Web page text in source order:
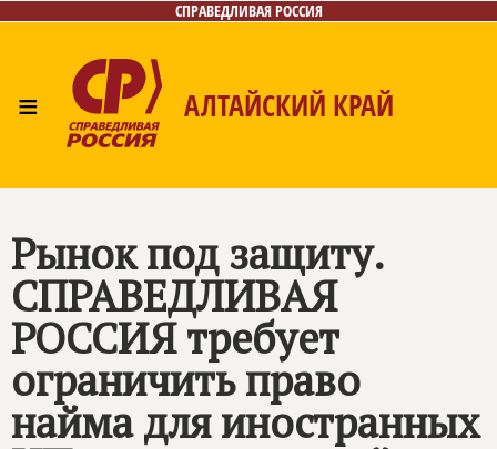
СПРАВЕДЛИВАЯ РОССИЯ
≡ АЛТАЙСКИЙ КРАЙ
Рынок под защиту.
СПРАВЕДЛИВАЯ
РОССИЯтребует
ограничить право
найма для иностранных